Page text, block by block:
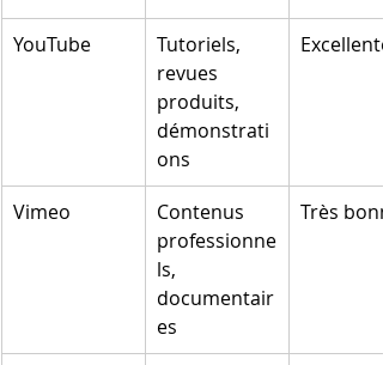
YouTube
Tutoriels,
revues
produits,
démonstrati
ons
Excellente
Vimeo
Contenus
professionne
ls,
documentair
es
Très